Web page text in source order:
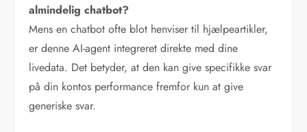
almindelig chatbot?
Mens en chatbot ofte blot henviser til hjælpeartikler,
er denne AI-agent integreret direkte med dine
livedata. Det betyder, at den kan give specifikke svar
på din kontos performance fremfor kun at give
generiske svar.